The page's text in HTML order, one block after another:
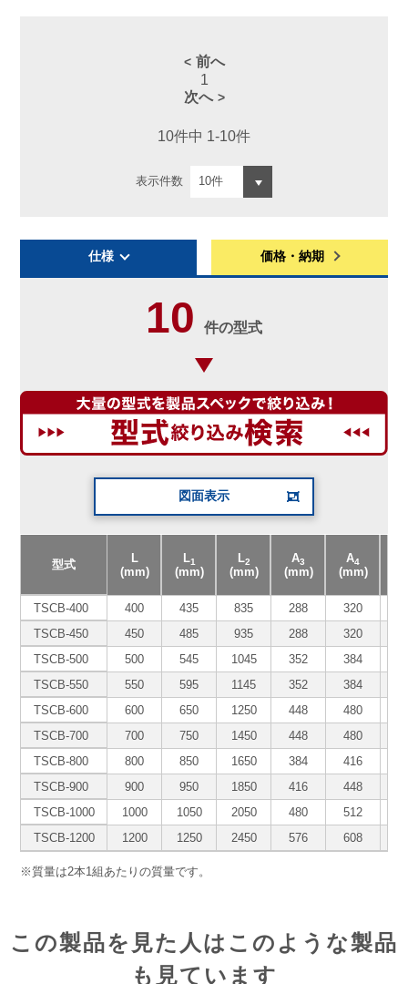
前へ
1
次へ
10件中 1-10件
表示件数
仕様 価格・納期
10 件の型式
図面表示
型式
L
(mm)
L1
(mm)
L2
(mm)
A3
(mm)
A4
(mm)
TSCB-400 400 435 835 288 320
TSCB-450
450 485 935 288 320
TSCB-500
500 545 1045 352 384
TSCB-550
550 595 1145 352 384
TSCB-600
600 650 1250 448 480
TSCB-700
700 750 1450 448 480
TSCB-800
800 850 1650 384 416
TSCB-900
900 950 1850 416 448
TSCB-1000
1000 1050 2050 480 512
TSCB-1200
1200 1250 2450 576 608
※質量は2本1組あたりの質量です。
この製品を見た人はこのような製品
も見ています